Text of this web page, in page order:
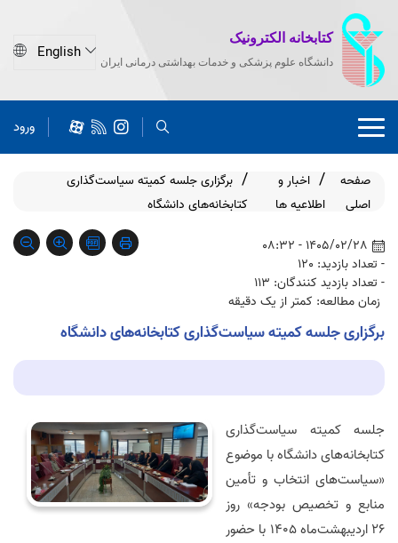
کتابخانه الکترونیک
دانشگاه علوم پزشکی و خدمات بهداشتی درمانی ایران
ورود
صفحه
اصلی
اخبار و
اطلاعیه ها
برگزاری جلسه کمیته سیاست‌گذاری
کتابخانه‌های دانشگاه
1405/02/28 - 08:32
- تعداد بازدید: 120
- تعداد بازدید کنندگان: 113
زمان مطالعه: کمتر از یک دقیقه
برگزاری جلسه کمیته سیاست‌گذاری کتابخانه‌های دانشگاه
جلسه کمیته سیاست‌گذاری
کتابخانه‌های دانشگاه با موضوع
«سیاست‌های انتخاب و تأمین
منابع و تخصیص بودجه» روز
26 اردیبهشت‌ماه 1405 با حضور